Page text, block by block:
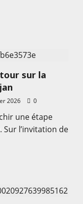
sur la
2026 0
une étape
l’invitation de